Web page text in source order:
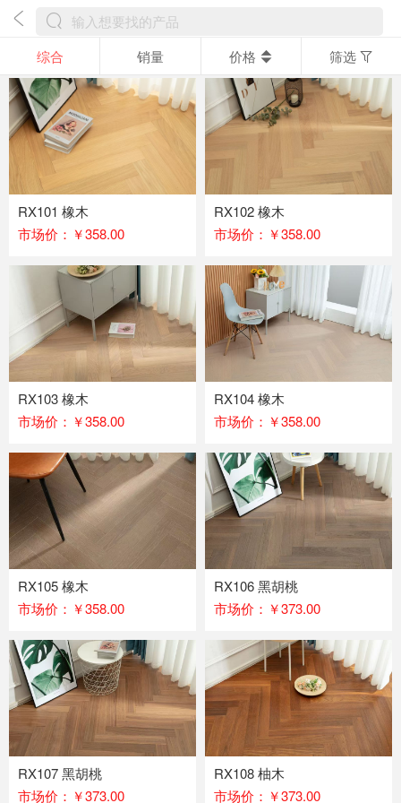
综合 销量 价格 筛选
RX101 橡木
市场价：￥358.00
RX102 橡木
市场价：￥358.00
RX103 橡木
市场价：￥358.00
RX104 橡木
市场价：￥358.00
RX105 橡木
市场价：￥358.00
RX106 黑胡桃
市场价：￥373.00
RX107 黑胡桃
市场价：￥373.00
RX108 柚木
市场价：￥373.00